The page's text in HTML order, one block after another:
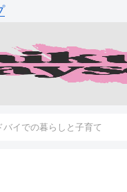
バイでの暮らしと子育て